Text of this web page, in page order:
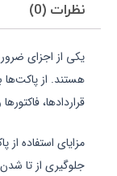
نظرات (0)
یکی از اجزای
هستند. از پاکت‌ها
قراردادها،
مزایای استفاده از
جلوگیری از تا